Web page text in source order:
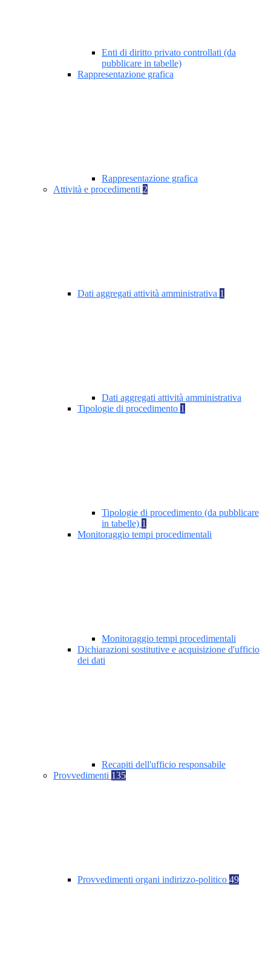
Enti di diritto privato controllati (da
pubblicare in tabelle)
Rappresentazione grafica
Rappresentazione grafica
Attività e procedimenti 2
Dati aggregati attività amministrativa 1
Dati aggregati attività amministrativa
Tipologie di procedimento 1
Tipologie di procedimento (da pubblicare
in tabelle) 1
Monitoraggio tempi procedimentali
Monitoraggio tempi procedimentali
Dichiarazioni sostitutive e acquisizione d'ufficio
dei dati
Recapiti dell'ufficio responsabile
Provvedimenti 135
Provvedimenti organi indirizzo-politico 49